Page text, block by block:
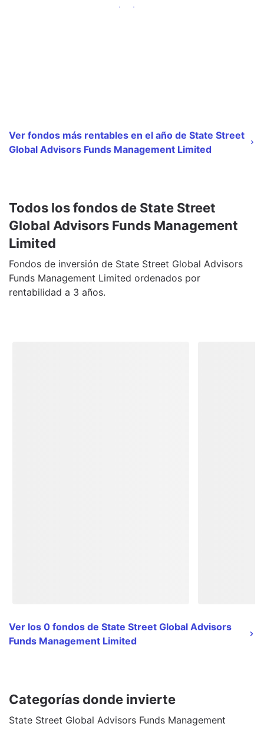
Ver fondos más rentables en el año de State Street
Global Advisors Funds Management Limited
Todos los fondos de State Street
Global Advisors Funds Management
Limited
Fondos de inversión de State Street Global Advisors
Funds Management Limited ordenados por
rentabilidad a 3 años.
Ver los 0 fondos de State Street Global Advisors
Funds Management Limited
Categorías donde invierte
State Street Global Advisors Funds Management